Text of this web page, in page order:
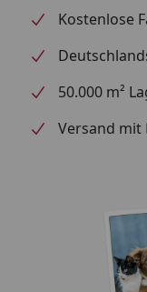
Kostenlose
50.000 m²
Versand mit